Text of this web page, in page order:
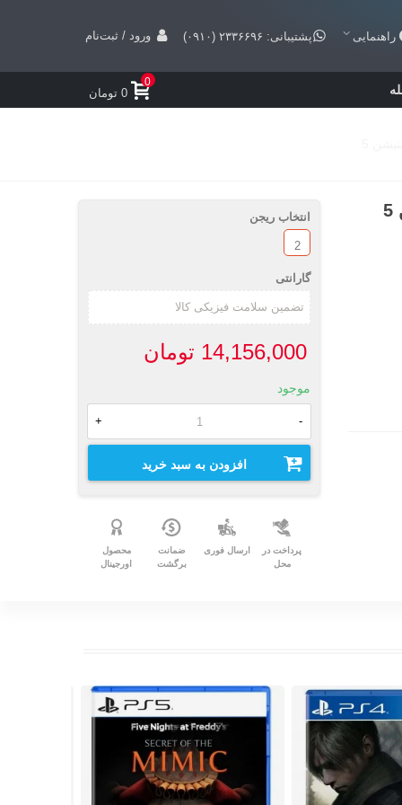
راهنمایی پشتیبانی: ۲۳۳۶۶۹۶ (۰۹۱۰) ورود / ثبت‌نام
0
0 تومان
انتخاب ریجن
2
گارانتی
14,156,000 تومان
موجود
-
+
افزودن به سبد خرید
پرداخت در
محل
ارسال فوری
ضمانت
برگشت
محصول
اورجینال